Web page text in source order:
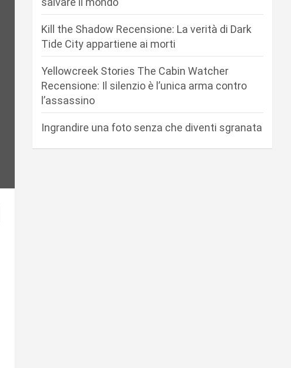
Kill the Shadow Recensione: La verità di Dark
Tide City appartiene ai morti
Yellowcreek Stories The Cabin Watcher
Recensione: Il silenzio è l’unica arma contro
l’assassino
Ingrandire una foto senza che diventi sgranata